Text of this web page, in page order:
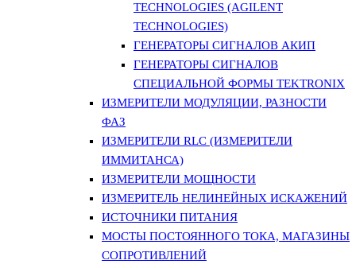
TECHNOLOGIES (AGILENT
TECHNOLOGIES)
ГЕНЕРАТОРЫ СИГНАЛОВ АКИП
ГЕНЕРАТОРЫ СИГНАЛОВ
СПЕЦИАЛЬНОЙ ФОРМЫ TEKTRONIX
ИЗМЕРИТЕЛИ МОДУЛЯЦИИ, РАЗНОСТИ
ФАЗ
ИЗМЕРИТЕЛИ RLC (ИЗМЕРИТЕЛИ
ИММИТАНСА)
ИЗМЕРИТЕЛИ МОЩНОСТИ
ИЗМЕРИТЕЛЬ НЕЛИНЕЙНЫХ ИСКАЖЕНИЙ
ИСТОЧНИКИ ПИТАНИЯ
МОСТЫ ПОСТОЯННОГО ТОКА, МАГАЗИНЫ
СОПРОТИВЛЕНИЙ